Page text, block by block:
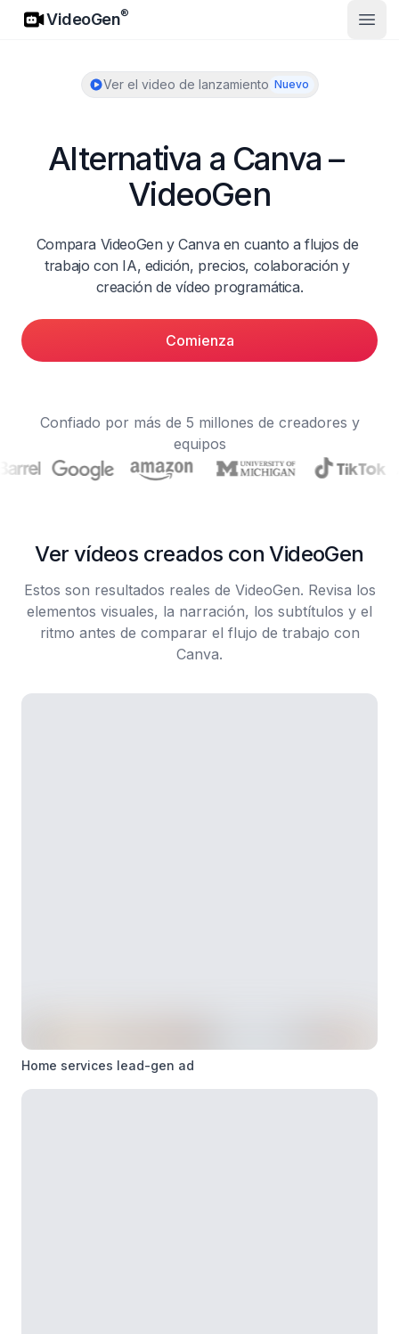
VideoGen
VideoGen®
Abrir
Ver el video de lanzamiento Nuevo
Alternativa a Canva –
VideoGen
Compara VideoGen y Canva en cuanto a flujos de
trabajo con IA, edición, precios, colaboración y
creación de vídeo programática.
Comienza
Confiado por más de 5 millones de creadores y
equipos
Ver vídeos creados con VideoGen
Estos son resultados reales de VideoGen. Revisa los
elementos visuales, la narración, los subtítulos y el
ritmo antes de comparar el flujo de trabajo con
Canva.
Home services lead-gen ad